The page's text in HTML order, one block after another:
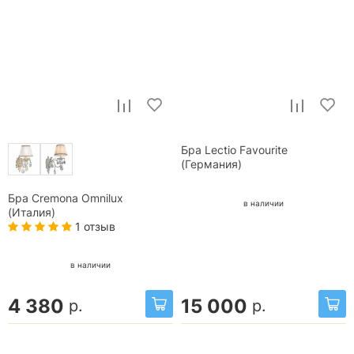
Бра Cremona Omnilux
(Италия)
1 отзыв
в наличии
4 380 р.
Бра Lectio Favourite
(Германия)
в наличии
15 000 р.